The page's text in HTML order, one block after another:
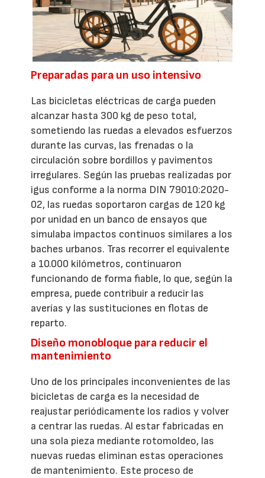
Preparadas para un uso intensivo
Las bicicletas eléctricas de carga pueden
alcanzar hasta 300 kg de peso total,
sometiendo las ruedas a elevados esfuerzos
durante las curvas, las frenadas o la
circulación sobre bordillos y pavimentos
irregulares. Según las pruebas realizadas por
igus conforme a la norma DIN 79010:2020-
02, las ruedas soportaron cargas de 120 kg
por unidad en un banco de ensayos que
simulaba impactos continuos similares a los
baches urbanos. Tras recorrer el equivalente
a 10.000 kilómetros, continuaron
funcionando de forma fiable, lo que, según la
empresa, puede contribuir a reducir las
averías y las sustituciones en flotas de
reparto.
Diseño monobloque para reducir el
mantenimiento
Uno de los principales inconvenientes de las
bicicletas de carga es la necesidad de
reajustar periódicamente los radios y volver
a centrar las ruedas. Al estar fabricadas en
una sola pieza mediante rotomoldeo, las
nuevas ruedas eliminan estas operaciones
de mantenimiento. Este proceso de